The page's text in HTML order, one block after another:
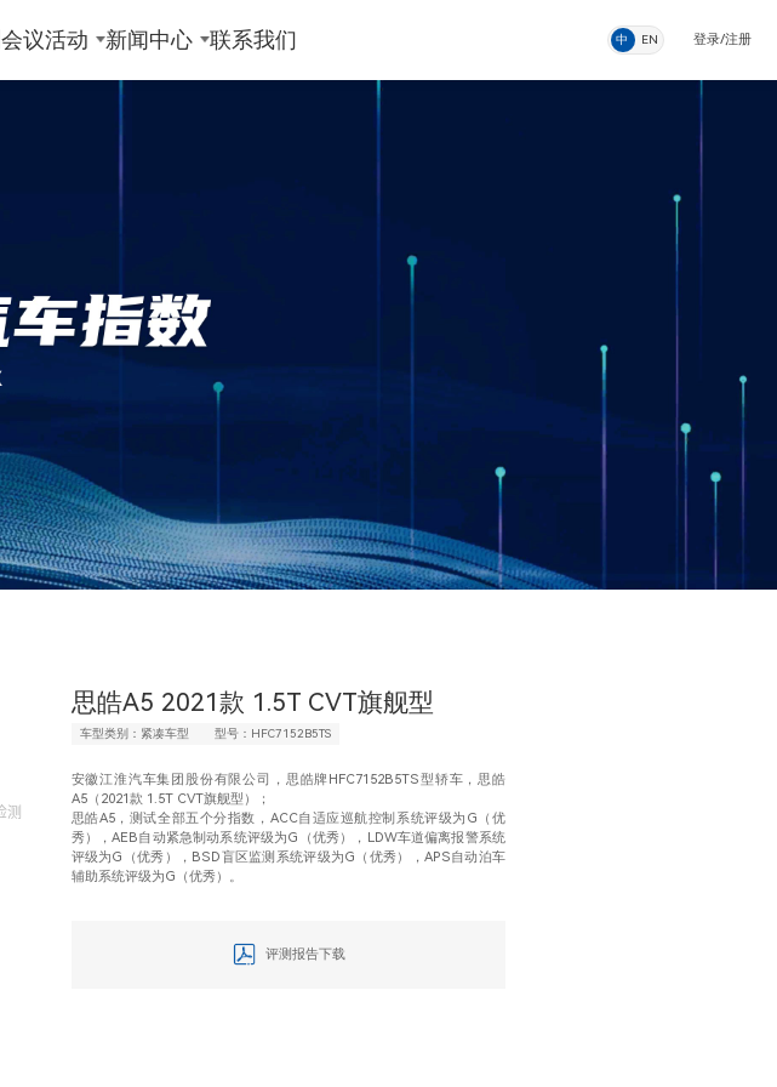
会议活动 新闻中心 联系我们 中 EN 登录/注册
思皓A5 2021款 1.5T CVT旗舰型
车型类别：紧凑车型 型号：HFC7152B5TS
安徽江淮汽车集团股份有限公司，思皓牌HFC7152B5TS型轿车，思皓
A5（2021款 1.5T CVT旗舰型）；
思皓A5，测试全部五个分指数，ACC自适应巡航控制系统评级为G（优
秀），AEB自动紧急制动系统评级为G（优秀），LDW车道偏离报警系统
评级为G（优秀），BSD盲区监测系统评级为G（优秀），APS自动泊车
辅助系统评级为G（优秀）。
评测报告下载